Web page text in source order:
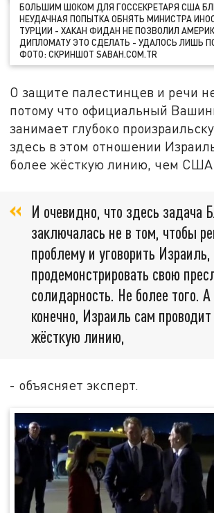
БОЛЬШИМ ШОКОМ ДЛЯ ГОССЕКРЕТАРЯ США
НЕУДАЧНАЯ ПОПЫТКА ОБНЯТЬ МИНИСТРА
ТУРЦИИ - ХАКАН ФИДАН НЕ ПОЗВОЛИЛ
ДИПЛОМАТУ ЭТО СДЕЛАТЬ - УДАЛОСЬ ЛИШЬ
ФОТО: СКРИНШОТ SABAH.COM.TR
О защите палестинцев и речи
потому что официальный
занимает глубоко
здесь в этом отношении
более жёсткую линию, чем США
И очевидно, что здесь задача
заключалась не в том, чтобы
проблему и уговорить
продемонстрировать свою
солидарность. Не более того. А
конечно, Израиль сам
жёсткую линию,
- объясняет эксперт.